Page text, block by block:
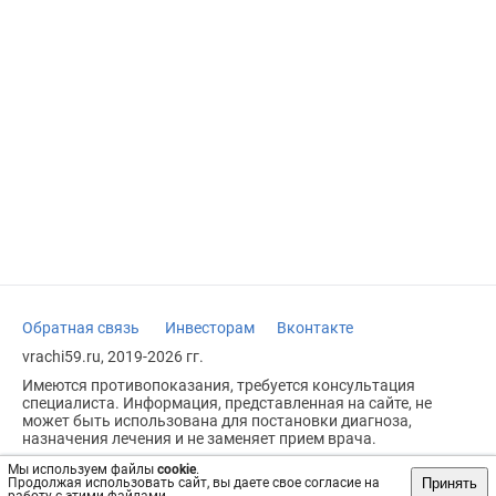
Мы используем файлы cookie.
Продолжая использовать сайт, вы даете свое согласие на
Принять
Обратная связь Инвесторам
Вконтакте
vrachi59.ru, 2019-2026 гг.
Имеются противопоказания, требуется консультация
специалиста. Информация, представленная на сайте, не
может быть использована для постановки диагноза,
назначения лечения и не заменяет прием врача.
Возрастное ограничение: 18+